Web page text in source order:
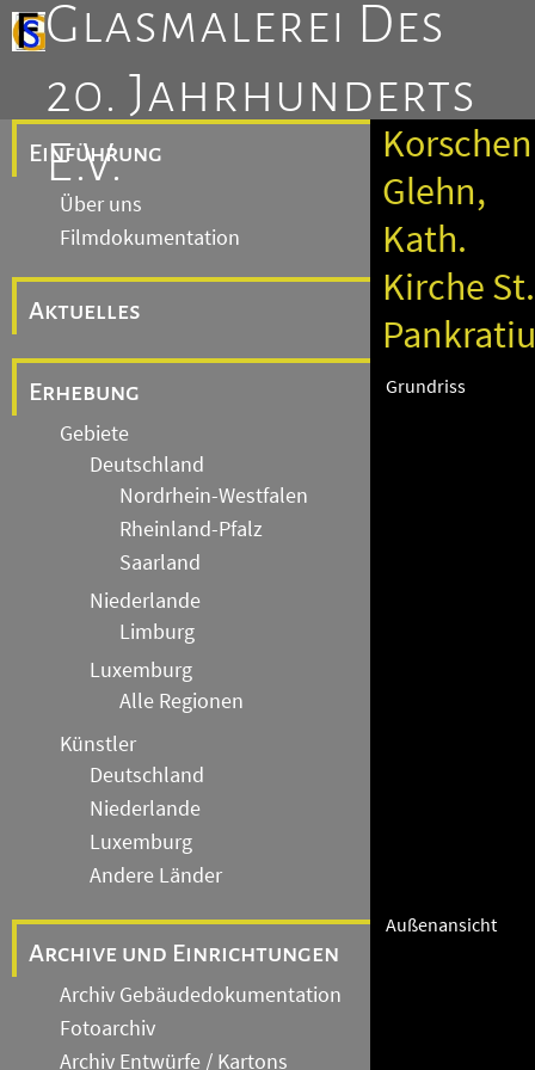
Glasmalerei Des
20. Jahrhunderts
E.V.
Einführung
Über uns
Filmdokumentation
Aktuelles
Erhebung
Gebiete
Deutschland
Nordrhein-Westfalen
Rheinland-Pfalz
Saarland
Niederlande
Limburg
Luxemburg
Alle Regionen
Künstler
Deutschland
Niederlande
Luxemburg
Andere Länder
Archive und Einrichtungen
Archiv Gebäudedokumentation
Fotoarchiv
Archiv Entwürfe / Kartons
Glehn,
Kath.
Kirche St.
Grundriss
Außenansicht